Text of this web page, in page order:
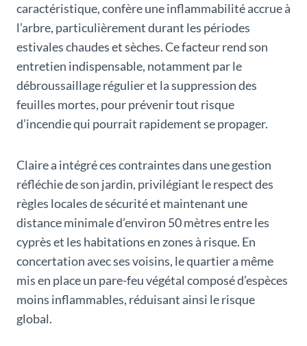
caractéristique, confère une inflammabilité accrue à
l’arbre, particulièrement durant les périodes
estivales chaudes et sèches. Ce facteur rend son
entretien indispensable, notamment par le
débroussaillage régulier et la suppression des
feuilles mortes, pour prévenir tout risque
d’incendie qui pourrait rapidement se propager.
Claire a intégré ces contraintes dans une gestion
réfléchie de son jardin, privilégiant le respect des
règles locales de sécurité et maintenant une
distance minimale d’environ 50 mètres entre les
cyprès et les habitations en zones à risque. En
concertation avec ses voisins, le quartier a même
mis en place un pare-feu végétal composé d’espèces
moins inflammables, réduisant ainsi le risque
global.